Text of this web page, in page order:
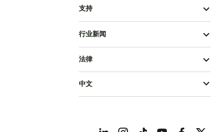
支持
行业新闻
法律
中文